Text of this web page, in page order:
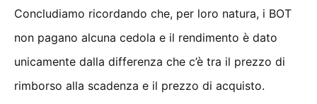
Concludiamo ricordando che, per loro natura, i BOT
non pagano alcuna cedola e il rendimento è dato
unicamente dalla differenza che c’è tra il prezzo di
rimborso alla scadenza e il prezzo di acquisto.